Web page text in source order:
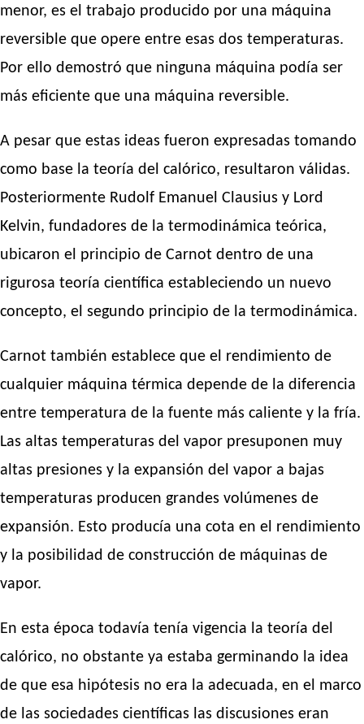
menor, es el trabajo producido por una máquina
reversible que opere entre esas dos temperaturas.
Por ello demostró que ninguna máquina podía ser
más eficiente que una máquina reversible.
A pesar que estas ideas fueron expresadas tomando
como base la teoría del calórico, resultaron válidas.
Posteriormente Rudolf Emanuel Clausius y Lord
Kelvin, fundadores de la termodinámica teórica,
ubicaron el principio de Carnot dentro de una
rigurosa teoría científica estableciendo un nuevo
concepto, el segundo principio de la termodinámica.
Carnot también establece que el rendimiento de
cualquier máquina térmica depende de la diferencia
entre temperatura de la fuente más caliente y la fría.
Las altas temperaturas del vapor presuponen muy
altas presiones y la expansión del vapor a bajas
temperaturas producen grandes volúmenes de
expansión. Esto producía una cota en el rendimiento
y la posibilidad de construcción de máquinas de
vapor.
En esta época todavía tenía vigencia la teoría del
calórico, no obstante ya estaba germinando la idea
de que esa hipótesis no era la adecuada, en el marco
de las sociedades científicas las discusiones eran